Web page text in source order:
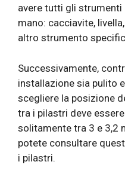
avere tutti gli
mano: cacciavite,
altro strumento
Successivamente,
installazione sia pulito
scegliere la posizione
tra i pilastri deve
solitamente tra 3 e 3,2
potete consultare
i pilastri.